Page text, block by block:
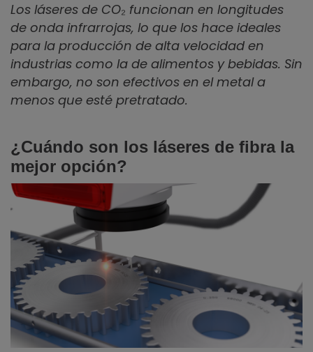
Los láseres de CO₂ funcionan en longitudes
de onda infrarrojas, lo que los hace ideales
para la producción de alta velocidad en
industrias como la de alimentos y bebidas. Sin
embargo, no son efectivos en el metal a
menos que esté pretratado.
¿Cuándo son los láseres de fibra la
mejor opción?